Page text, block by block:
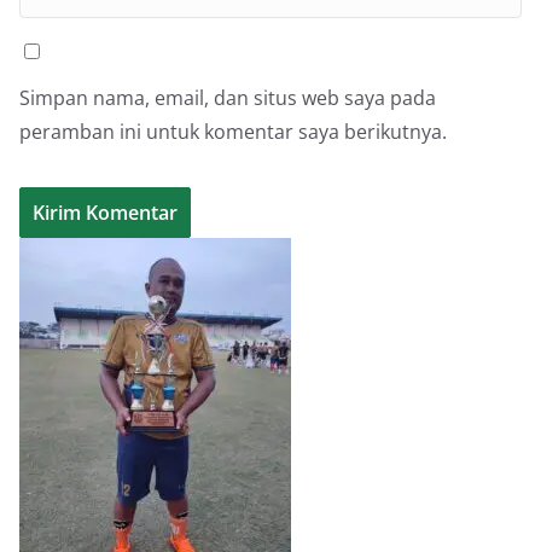
Simpan nama, email, dan situs web saya pada
peramban ini untuk komentar saya berikutnya.